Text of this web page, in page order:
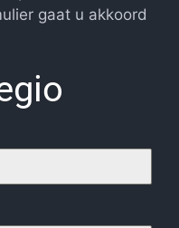
gaat u akkoord